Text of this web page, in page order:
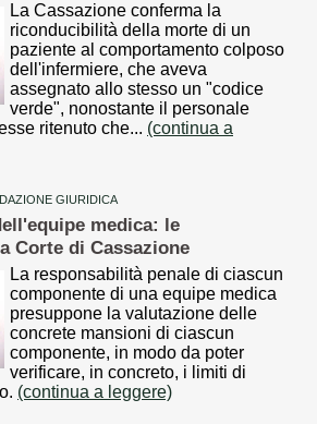
La Cassazione conferma la
riconducibilità della morte di un
paziente al comportamento colposo
dell'infermiere, che aveva
assegnato allo stesso un "codice
verde", nonostante il personale
ritenuto che... (continua a
GIURIDICA
medica: le
Corte di Cassazione
La responsabilità penale di ciascun
componente di una equipe medica
presuppone la valutazione delle
concrete mansioni di ciascun
componente, in modo da poter
verificare, in concreto, i limiti di
(continua a leggere)